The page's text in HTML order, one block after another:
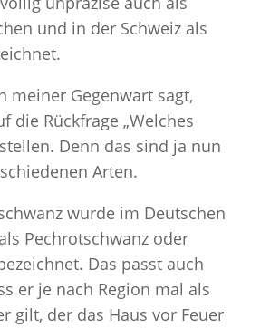
und in der Schweiz als
meiner Gegenwart sagt,
die Rückfrage „Welches
Denn das sind ja nun
Arten.
wurde im Deutschen
Pechrotschwanz oder
Das passt auch
er je nach Region mal als
gilt, der das Haus vor Feuer